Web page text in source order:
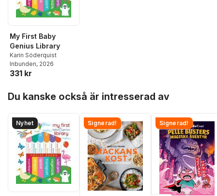
My First Baby
Genius Library
Karin Söderquist
Inbunden, 2026
331 kr
Du kanske också är intresserad av
Nyhet Signerad! Signerad!